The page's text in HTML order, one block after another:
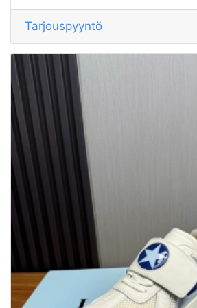
Tarjouspyyntö